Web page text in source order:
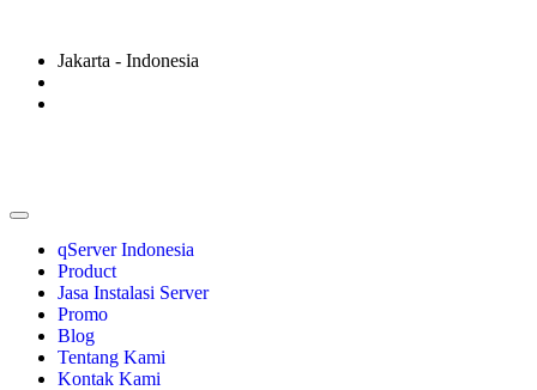
Jakarta - Indonesia
qServer Indonesia
Product
Jasa Instalasi Server
Promo
Blog
Tentang Kami
Kontak Kami